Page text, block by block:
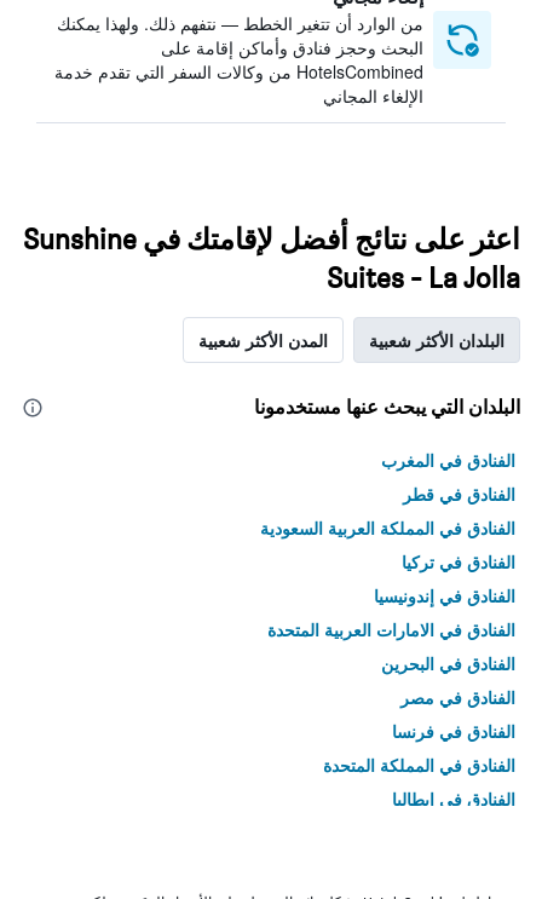
من الوارد أن تتغير الخطط — نتفهم ذلك. ولهذا يمكنك
البحث وحجز فنادق وأماكن إقامة على
HotelsCombined من وكالات السفر التي تقدم خدمة
الإلغاء المجاني
اعثر على نتائج أفضل لإقامتك في Sunshine
Suites - La Jolla
البلدان الأكثر شعبية المدن الأكثر شعبية
البلدان التي يبحث عنها مستخدمونا
الفنادق في المغرب
الفنادق في قطر
الفنادق في المملكة العربية السعودية
الفنادق في تركيا
الفنادق في إندونيسيا
الفنادق في الامارات العربية المتحدة
الفنادق في البحرين
الفنادق في مصر
الفنادق في فرنسا
الفنادق في المملكة المتحدة
الفنادق في إيطاليا